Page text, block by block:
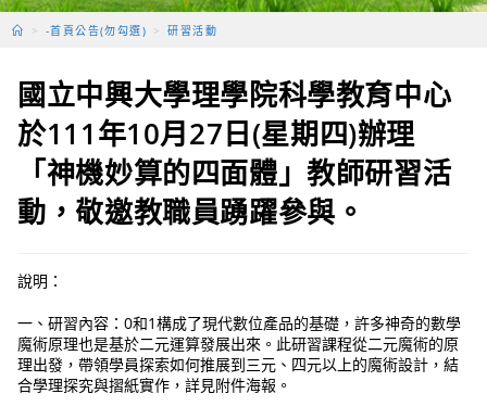
> -首頁公告(勿勾選) > 研習活動
國立中興大學理學院科學教育中心
於111年10月27日(星期四)辦理
「神機妙算的四面體」教師研習活
動，敬邀教職員踴躍參與。
說明：
一、研習內容：0和1構成了現代數位產品的基礎，許多神奇的數學
魔術原理也是基於二元運算發展出來。此研習課程從二元魔術的原
理出發，帶領學員探索如何推展到三元、四元以上的魔術設計，結
合學理探究與摺紙實作，詳見附件海報。